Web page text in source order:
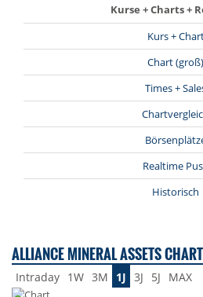
Kurse + Charts +
Kurs +
Chart (groß)
Times +
Realtime
Historisch
ALLIANCE MINERAL ASSETS
Intraday 1W 3M 1J 3J 5J MAX